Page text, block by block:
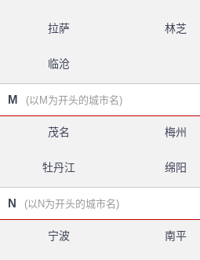
拉萨 林芝
临沧
M (以M为开头的城市名)
茂名 梅州
牡丹江 绵阳
N (以N为开头的城市名)
宁波 南平